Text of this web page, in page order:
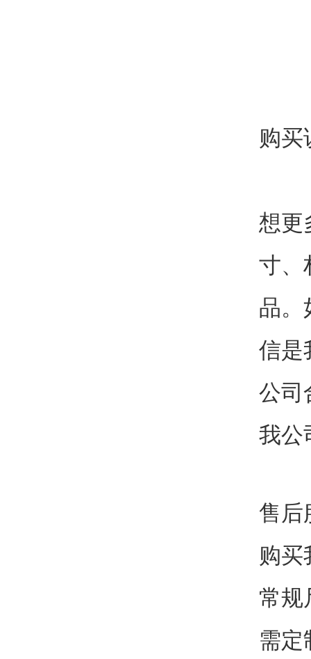
购买
想更
寸、
品。
信是
公司
我公
售后
购买
常规
需定